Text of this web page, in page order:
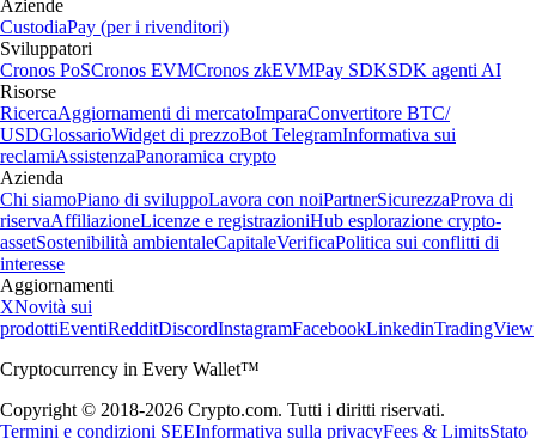
Aziende
CustodiaPay (per i rivenditori)
Sviluppatori
Cronos PoSCronos EVMCronos zkEVMPay SDKSDK agenti AI
Risorse
RicercaAggiornamenti di mercatoImparaConvertitore BTC/
USDGlossarioWidget di prezzoBot TelegramInformativa sui
reclamiAssistenzaPanoramica crypto
Azienda
Chi siamoPiano di sviluppoLavora con noiPartnerSicurezzaProva di
riservaAffiliazioneLicenze e registrazioniHub esplorazione crypto-
assetSostenibilità ambientaleCapitaleVerificaPolitica sui conflitti di
interesse
Aggiornamenti
XNovità sui
prodottiEventiRedditDiscordInstagramFacebookLinkedinTradingView
Cryptocurrency in Every Wallet™
Copyright © 2018-2026 Crypto.com. Tutti i diritti riservati.
Termini e condizioni SEEInformativa sulla privacyFees & LimitsStato